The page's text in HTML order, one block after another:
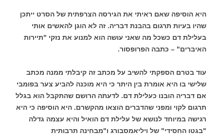
היא הוסיפה שאם ראיתי את הגירסה הצרפתית של הסרט ייתכן
שהיו בעיות תרגום בהבנת דבריה. זה לא הוגן להאשים אותי
בעלילת דם כשכל מה שאני עושה הוא למנוע את נזקי "תיירות
האיברים" – כתבה הפרופסור.
עוד בטרם הספקתי להשיב על מכתב זה קיבלתי ממנה מכתב
שלישי בו היא אומרת בין היתר כי היא מוכנה להביע צער בפומבי
אם דבריה הובנו כעלילת דם. לדעתה הרושם שהתקבל הוא בגלל
תרגום לקוי ומפני שהדברים הוצאו מהקשרם. היא הוסיפה כי היא
רגישה במיוחד לנושא של עלילת דם הואיל והיא עצמה גדלה
"בגטו החסידי" של ויליאמסבורג ו"מבחינה תרבותית